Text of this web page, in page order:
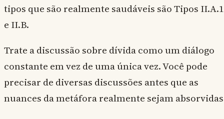
tipos que são realmente saudáveis são Tipos II.A.1
e II.B.
Trate a discussão sobre dívida como um diálogo
constante em vez de uma única vez. Você pode
precisar de diversas discussões antes que as
nuances da metáfora realmente sejam